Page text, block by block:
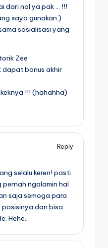
dari nol ya pak … !!!
saya gunakan )
sosialisasi yang
Zee :
dapat bonus akhir
!!! (hahahha)
Reply
selalu keren! pasti
ngalamin hal
saja semoga para
dan bisa
Hehe..